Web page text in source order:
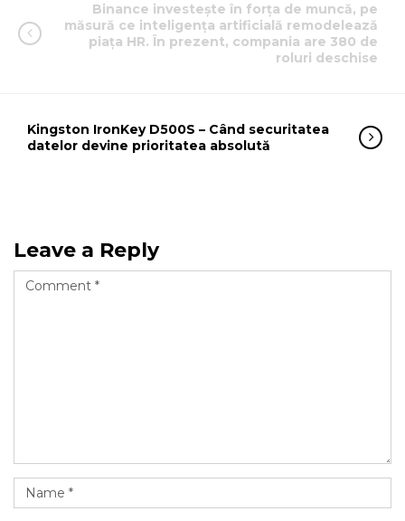
Binance investește în forța de muncă, pe
măsură ce inteligența artificială remodelează
piața HR. În prezent, compania are 380 de
roluri deschise
Kingston IronKey D500S – Când securitatea
datelor devine prioritatea absolută
Leave a Reply